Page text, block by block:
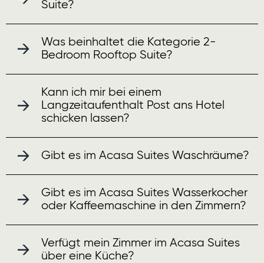
Suite?
Was beinhaltet die Kategorie 2-
Bedroom Rooftop Suite?
Kann ich mir bei einem
Langzeitaufenthalt Post ans Hotel
schicken lassen?
Gibt es im Acasa Suites Waschräume?
Gibt es im Acasa Suites Wasserkocher
oder Kaffeemaschine in den Zimmern?
Verfügt mein Zimmer im Acasa Suites
über eine Küche?